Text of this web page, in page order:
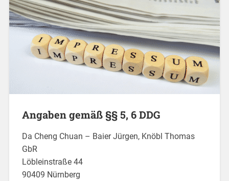
Angaben gemäß §§ 5, 6 DDG
Da Cheng Chuan – Baier Jürgen, Knöbl Thomas
GbR
Löbleinstraße 44
90409 Nürnberg